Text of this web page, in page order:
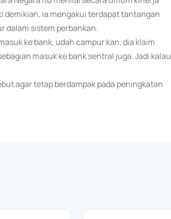
demikian, ia mengakui terdapat tantangan
dalam sistem perbankan.
ke bank, udah campur kan, dia klaim
masuk ke bank sentral juga. Jadi kalau
agar tetap berdampak pada peningkatan